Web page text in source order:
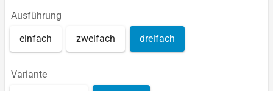
Ausführung
einfach zweifach dreifach
Variante